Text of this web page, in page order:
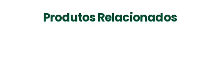
Produtos Relacionados